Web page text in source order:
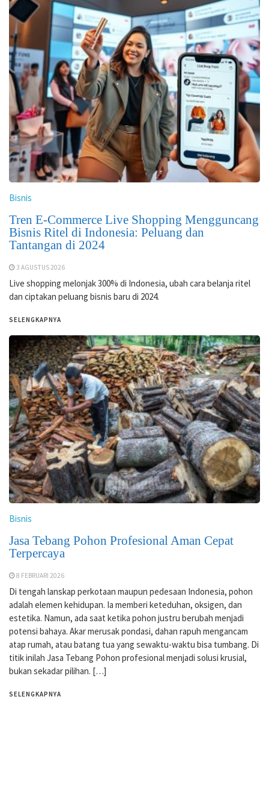
Bisnis
Tren E-Commerce Live Shopping Mengguncang
Bisnis Ritel di Indonesia: Peluang dan
Tantangan di 2024
3 AGUSTUS 2026
Live shopping melonjak 300% di Indonesia, ubah cara belanja ritel
dan ciptakan peluang bisnis baru di 2024.
SELENGKAPNYA
Bisnis
Jasa Tebang Pohon Profesional Aman Cepat
Terpercaya
8 FEBRUARI 2026
Di tengah lanskap perkotaan maupun pedesaan Indonesia, pohon
adalah elemen kehidupan. Ia memberi keteduhan, oksigen, dan
estetika. Namun, ada saat ketika pohon justru berubah menjadi
potensi bahaya. Akar merusak pondasi, dahan rapuh mengancam
atap rumah, atau batang tua yang sewaktu-waktu bisa tumbang. Di
titik inilah Jasa Tebang Pohon profesional menjadi solusi krusial,
bukan sekadar pilihan. […]
SELENGKAPNYA